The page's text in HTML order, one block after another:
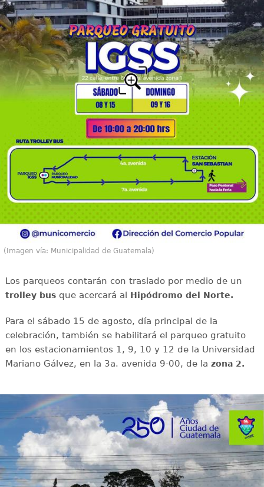
(Imagen vía: Municipalidad de Guatemala)
Los parqueos contarán con traslado por medio de un
trolley busque acercará al Hipódromo del Norte.
Para el sábado 15 de agosto, día principal de la
celebración, también se habilitará el parqueo gratuito
en los estacionamientos 1, 9, 10 y 12 de la Universidad
Mariano Gálvez, en la 3a. avenida 9-00, de la zona 2.